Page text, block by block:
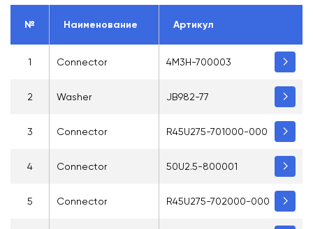
№ Наименование Артикул
1 Connector 4M3H-700003
2 Washer JB982-77
3 Connector R45U275-701000-000
4 Connector 50U2.5-800001
5 Connector R45U275-702000-000